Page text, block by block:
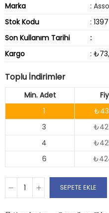
Marka
:
Stok Kodu
: 1397
Son Kullanım Tarihi
:
Kargo
:
Toplu İndirimler
Min. Adet
1
3
4
6
SEPETE EKLE